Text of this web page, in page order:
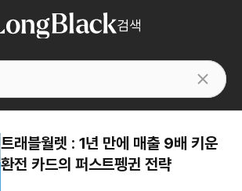
검색
트래블월렛 : 1년 만에 매출 9배 키운
환전 카드의 퍼스트펭귄 전략